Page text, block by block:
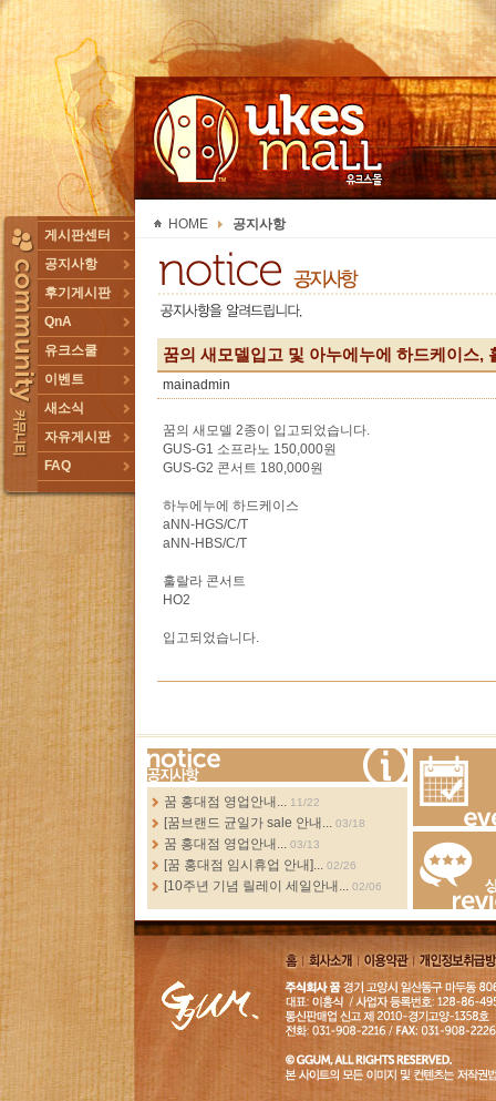
TOGGLE
게시판센터
공지사항
후기게시판
QnA
유크스쿨
이벤트
새소식
자유게시판
FAQ
HOME 공지사항
꿈의 새모델입고 및 아누에누에 하드케이스
mainadmin
꿈의 새모델 2종이 입고되었습니다.
GUS-G1 소프라노 150,000원
GUS-G2 콘서트 180,000원
하누에누에 하드케이스
aNN-HGS/C/T
aNN-HBS/C/T
훌랄라 콘서트
HO2
입고되었습니다.
more...
꿈 홍대점 영업안내... 11/22
[꿈브랜드 균일가 sale 안내... 03/18
꿈 홍대점 영업안내... 03/13
[꿈 홍대점 임시휴업 안내]... 02/26
[10주년 기념 릴레이 세일안내... 02/06
Events
Review
홈
회사소
개
이용약
관
개인정보취급
침